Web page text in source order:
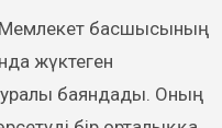
басшысының
жүктеген
баяндады. Оның